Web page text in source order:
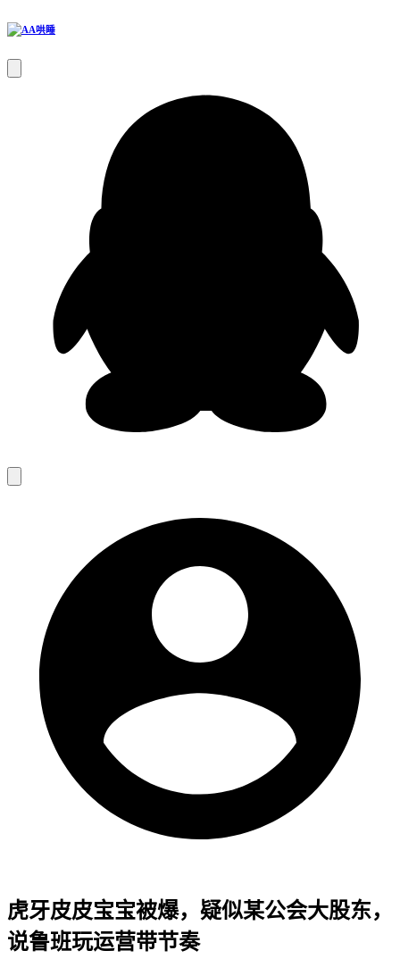
虎牙皮皮宝宝被爆，疑似某公会大股东，
说鲁班玩运营带节奏